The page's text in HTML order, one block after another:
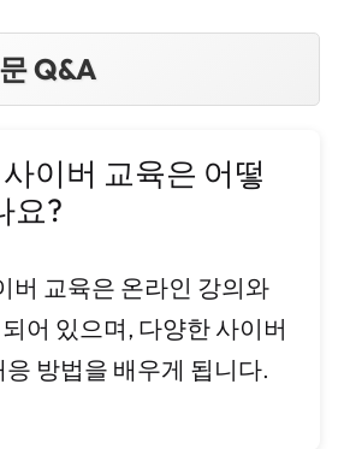
Q&A
이버 교육은 어떻
요?
버 교육은 온라인 강의와
어 있으며, 다양한 사이버
방법을 배우게 됩니다.